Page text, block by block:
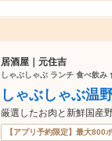
居酒屋｜元住吉
しゃぶしゃぶ ランチ 食べ飲
しゃぶしゃぶ温
厳選したお肉と新鮮国産
【アプリ予約限定】最大800